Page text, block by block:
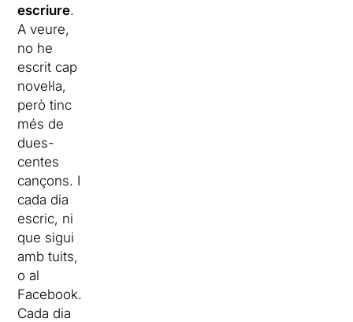
escriure.
A veure,
no he
escrit cap
novel·la,
però tinc
més de
dues-
centes
cançons. I
cada dia
escric, ni
que sigui
amb tuits,
o al
Facebook.
Cada dia